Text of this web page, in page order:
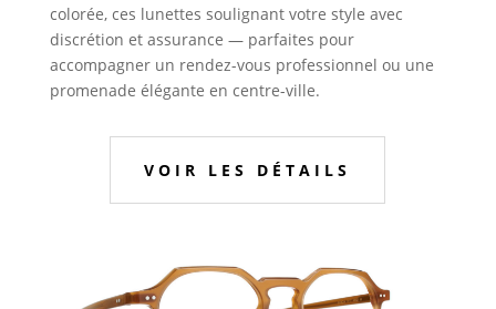
colorée, ces lunettes soulignant votre style avec
discrétion et assurance — parfaites pour
accompagner un rendez-vous professionnel ou une
promenade élégante en centre-ville.
VOIR LES DÉTAILS